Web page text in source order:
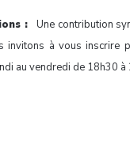
:
Une contribution
invitons à vous inscrire
au vendredi de 18h30